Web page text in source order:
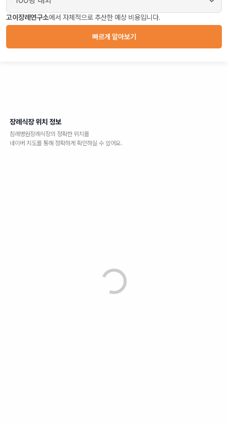
고이장례연구소에서 자체적으로 추산한 예상 비용입니다.
빠르게 알아보기
장례식장 위치 정보
침례병원장례식장의 정확한 위치를
네이버 지도를 통해 정확하게 확인하실 수 있어요.